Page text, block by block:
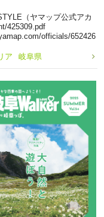
425309.pdf
（ヤマップ公式アカ
officials/652426
ア 岐阜県